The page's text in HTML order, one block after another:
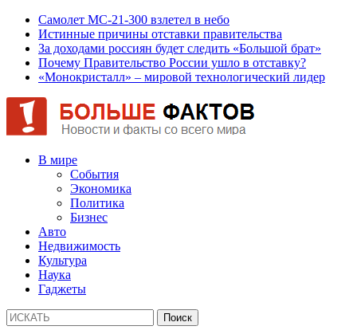
Самолет МС-21-300 взлетел в небо
Истинные причины отставки правительства
За доходами россиян будет следить «Большой брат»
Почему Правительство России ушло в отставку?
«Монокристалл» – мировой технологический лидер
В мире
События
Экономика
Политика
Бизнес
Авто
Недвижимость
Культура
Наука
Гаджеты